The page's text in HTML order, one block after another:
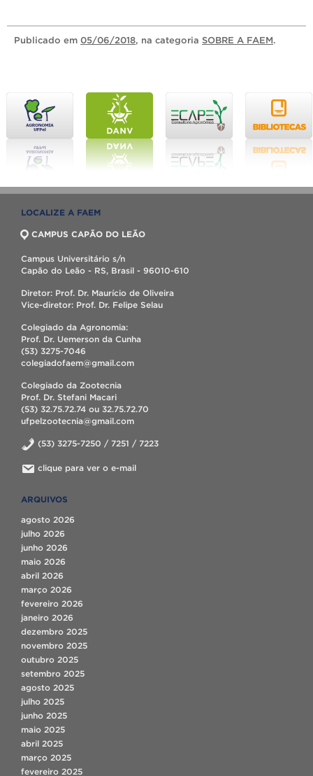
Publicado em 05/06/2018, na categoria SOBRE A FAEM.
LOCALIZE A FAEM
CAMPUS CAPÃO DO LEÃO
Campus Universitário s/n
Capão do Leão - RS, Brasil - 96010-610
Diretor: Prof. Dr. Maurício de Oliveira
Vice-diretor: Prof. Dr. Felipe Selau
Colegiado da Agronomia:
Prof. Dr. Uemerson da Cunha
(53) 3275-7046
colegiadofaem@gmail.com
Colegiado da Zootecnia
Prof. Dr. Stefani Macari
(53) 32.75.72.74 ou 32.75.72.70
ufpelzootecnia@gmail.com
(53) 3275-7250 / 7251 / 7223
clique para ver o e-mail
ARQUIVOS
agosto 2026
julho 2026
junho 2026
maio 2026
abril 2026
março 2026
fevereiro 2026
janeiro 2026
dezembro 2025
novembro 2025
outubro 2025
setembro 2025
agosto 2025
julho 2025
junho 2025
maio 2025
abril 2025
março 2025
fevereiro 2025